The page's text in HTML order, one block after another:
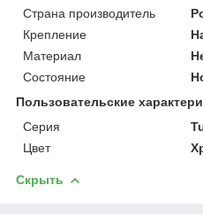
Страна производитель
Крепление
Материал
Состояние
Пользовательские
Серия
Цвет
Скрыть